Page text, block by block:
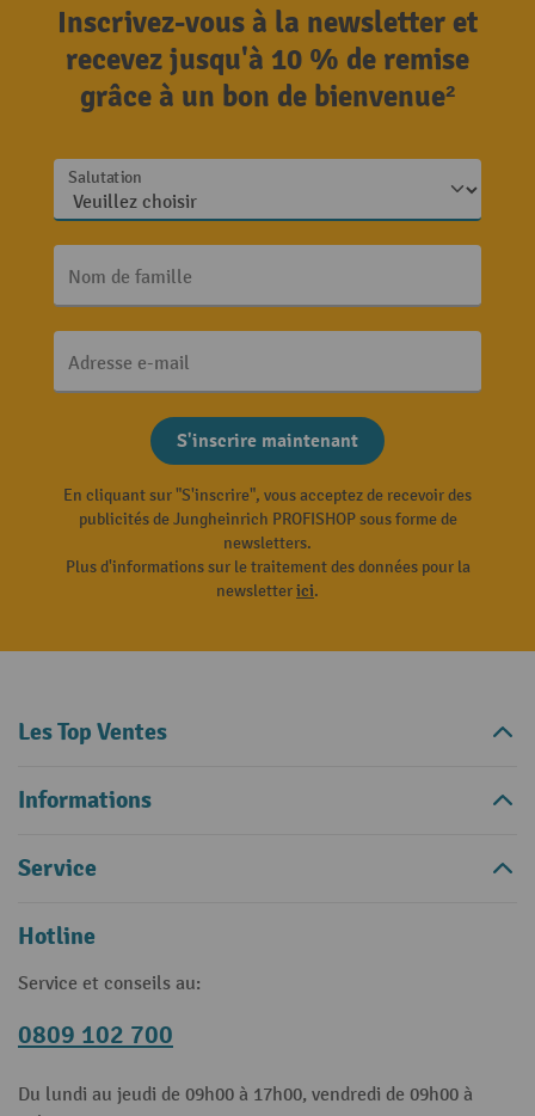
Inscrivez-vous à la newsletter et
recevez jusqu'à 10 % de remise
grâce à un bon de bienvenue²
Salutation
Nom de famille
Adresse e-mail
S'inscrire maintenant
En cliquant sur "S'inscrire", vous acceptez de recevoir des
publicités de Jungheinrich PROFISHOP sous forme de
newsletters.
Plus d'informations sur le traitement des données pour la
newsletterici.
Les Top Ventes
Informations
Service
Hotline
Service et conseils au:
0809 102 700
Du lundi au jeudi de 09h00 à 17h00, vendredi de 09h00 à